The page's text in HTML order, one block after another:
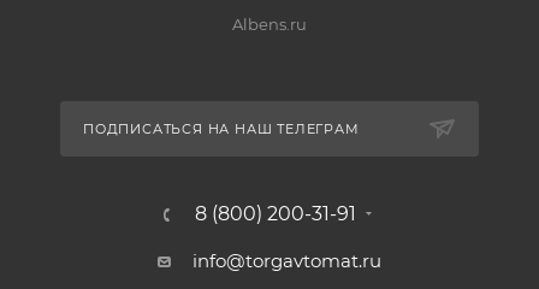
Albens.ru
ПОДПИСАТЬСЯ НА НАШ ТЕЛЕГРАМ
8 (800) 200-31-91
info@torgavtomat.ru